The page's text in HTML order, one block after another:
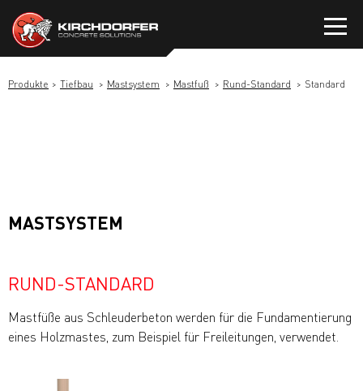
Inhalt
springen
Produkte Tiefbau Mastsystem Mastfuß Rund-Standard Standard
MASTSYSTEM
RUND-STANDARD
Mastfüße aus Schleuderbeton werden für die Fundamentierung
eines Holzmastes, zum Beispiel für Freileitungen, verwendet.